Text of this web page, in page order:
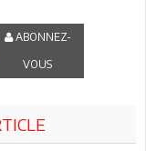
ABONNEZ-
VOUS